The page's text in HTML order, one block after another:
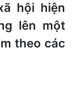
hội hiện
lên một
theo các